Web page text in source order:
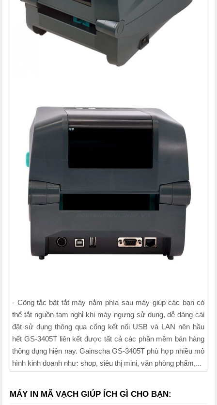
- Công tắc bật tắt máy nằm phía sau máy giúp các bạn có
thể tắt nguồn tạm nghỉ khi máy ngưng sử dụng, dễ dàng cài
đặt sử dụng thông qua cổng kết nối USB và LAN nên hầu
hết GS-3405T liên kết được tất cả các phần mềm bán hàng
thông dụng hiện nay. Gainscha GS-3405T phù hợp nhiều mô
hình kinh doanh như: shop, siêu thị mini, văn phòng phẩm,...
MÁY IN MÃ VẠCH GIÚP ÍCH GÌ CHO BẠN: